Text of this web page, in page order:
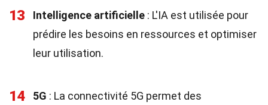
13 Intelligence artificielle : L'IA est utilisée pour
prédire les besoins en ressources et optimiser
leur utilisation.
14 5G : La connectivité 5G permet des